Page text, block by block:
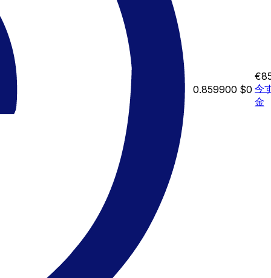
0.859900 $0 今
金